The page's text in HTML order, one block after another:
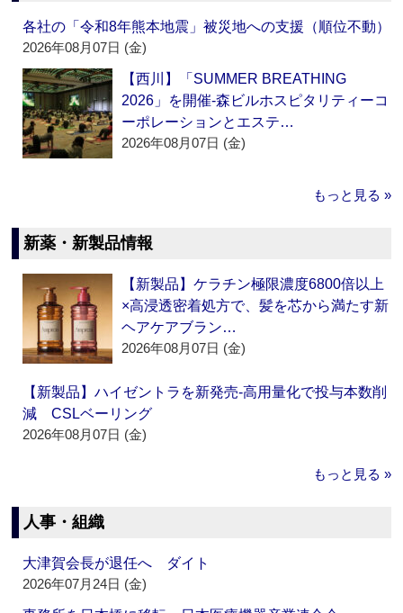
各社の「令和8年熊本地震」被災地への支援（順位不動）
2026年08月07日 (金)
【西川】「SUMMER BREATHING
2026」を開催‐森ビルホスピタリティーコ
ーポレーションとエステ…
2026年08月07日 (金)
もっと見る »
新薬・新製品情報
【新製品】ケラチン極限濃度6800倍以上
×高浸透密着処方で、髪を芯から満たす新
ヘアケアブラン…
2026年08月07日 (金)
【新製品】ハイゼントラを新発売‐高用量化で投与本数削
減 CSLベーリング
2026年08月07日 (金)
もっと見る »
人事・組織
大津賀会長が退任へ ダイト
2026年07月24日 (金)